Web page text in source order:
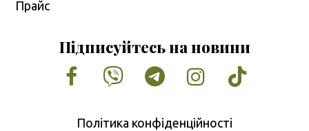
Прайс
Підписуйтесь на новини
Facebook
VimeoTumblrInstagram
Tiktok
Політика конфіденційності